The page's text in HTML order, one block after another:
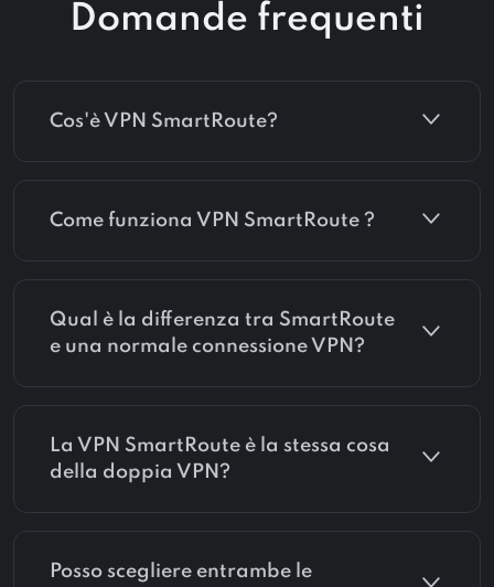
Domande frequenti
Cos'è VPN SmartRoute?
Come funziona VPN SmartRoute ?
Qual è la differenza tra SmartRoute
e una normale connessione VPN?
La VPN SmartRoute è la stessa cosa
della doppia VPN?
Posso scegliere entrambe le